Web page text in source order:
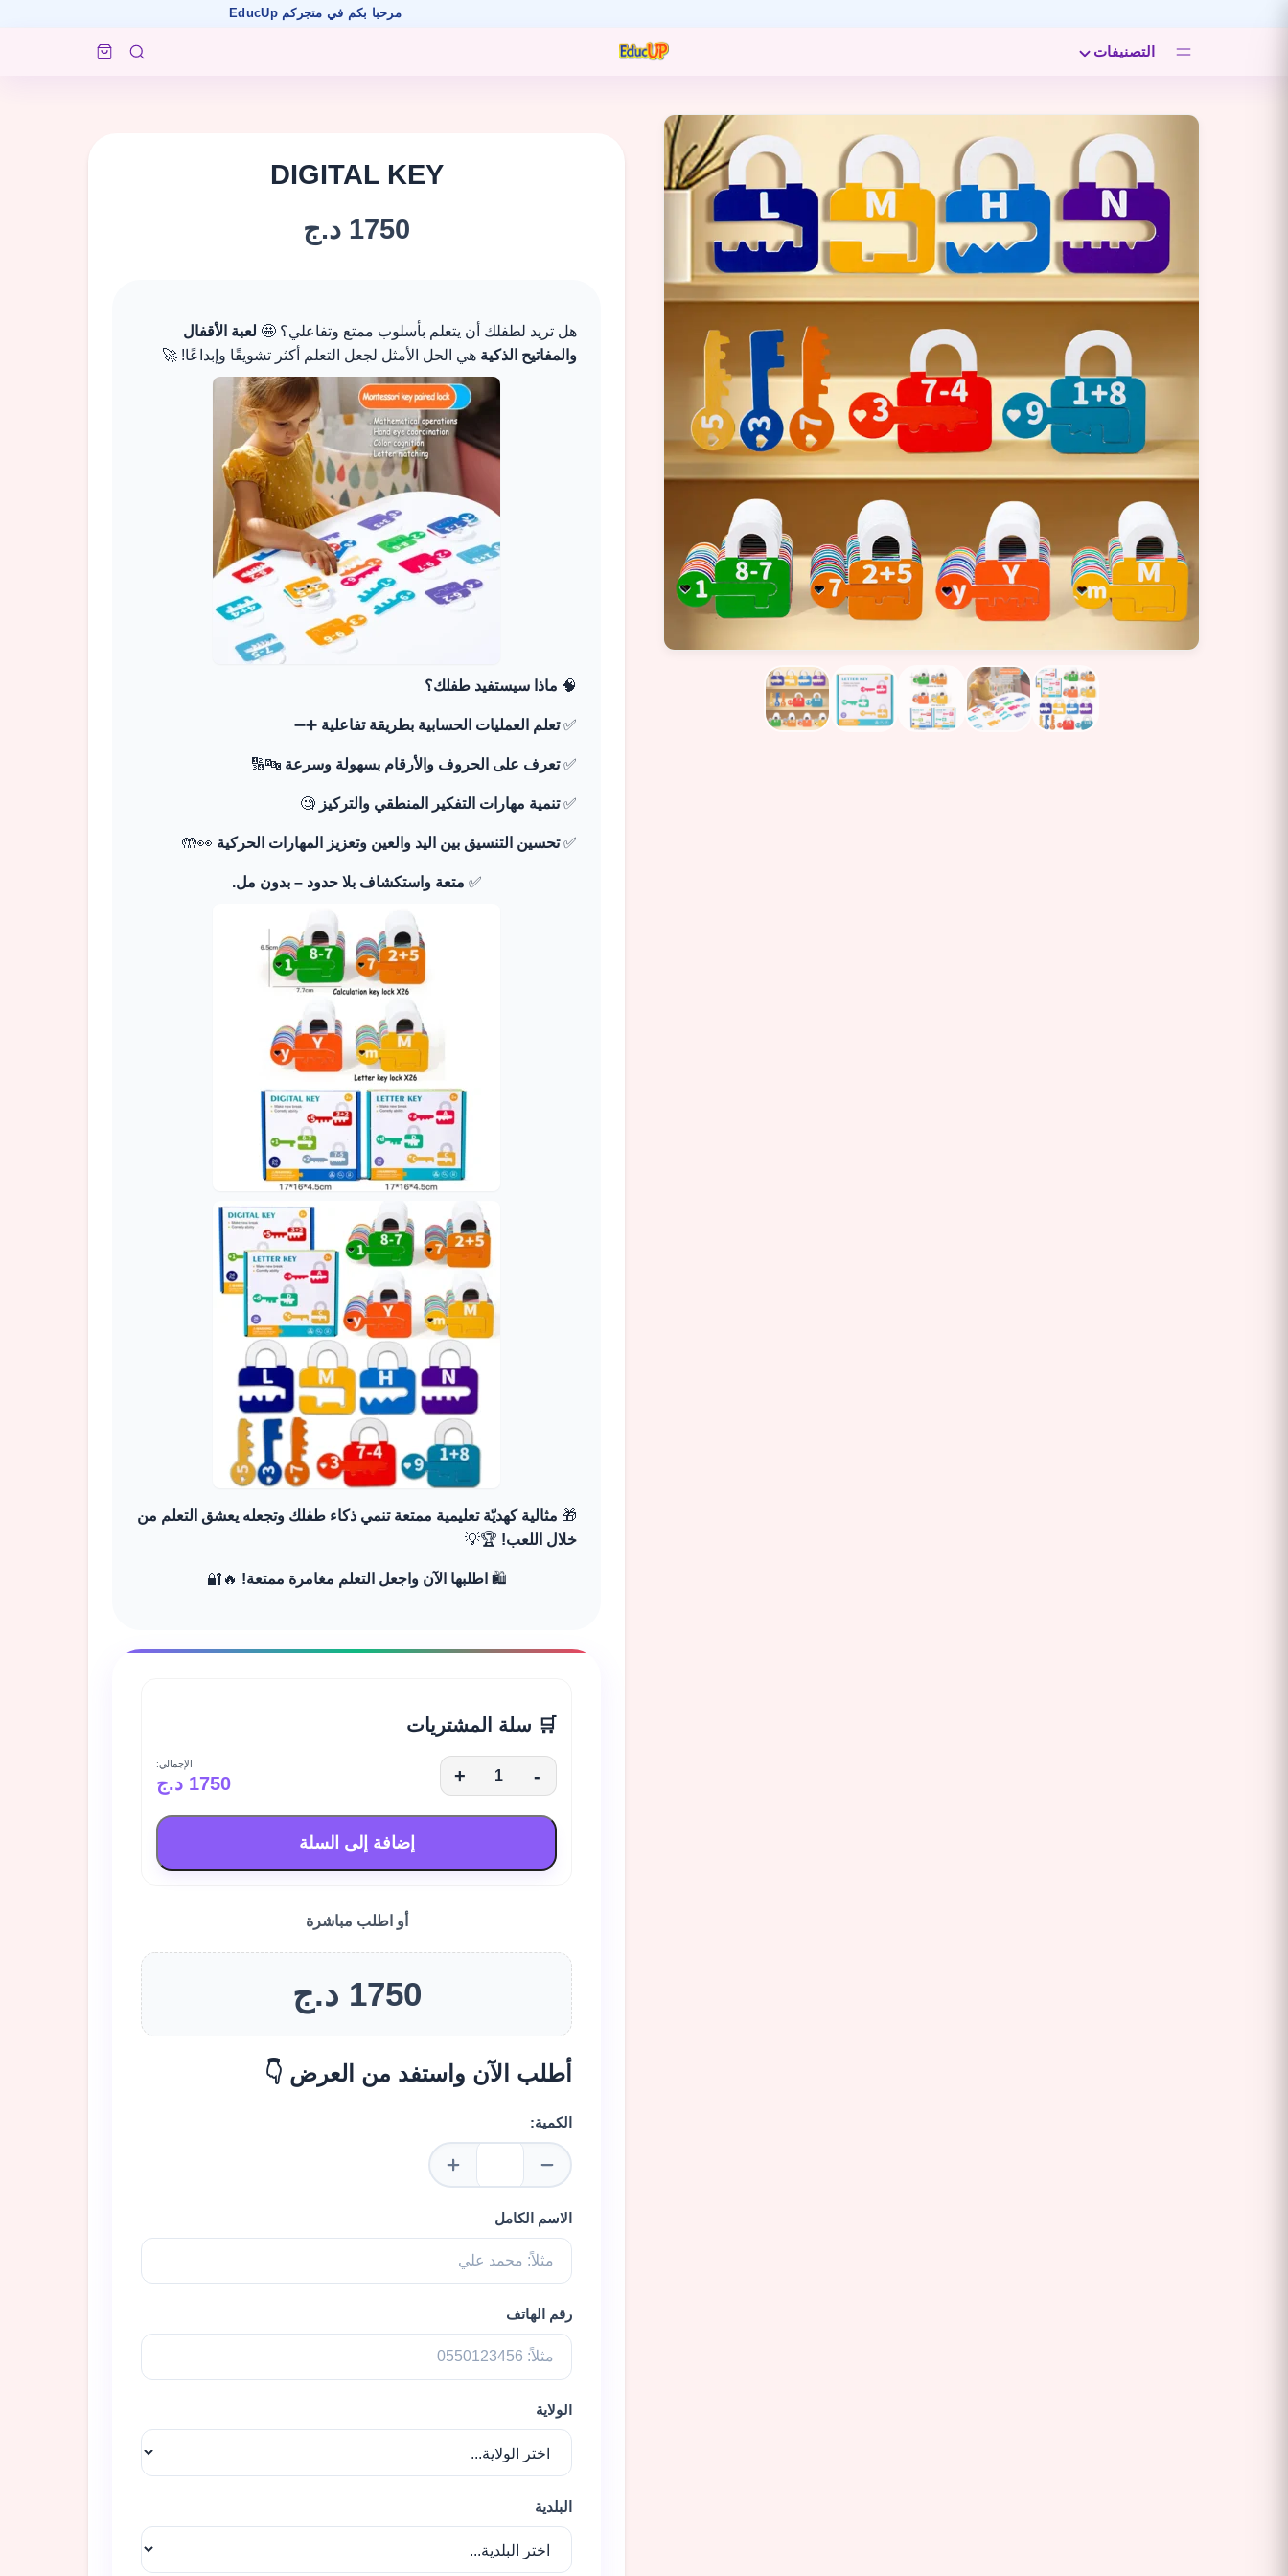
مرحبا بكم في متجركم EducUp
التصنيفات
DIGITAL KEY
1750 د.ج
هل تريد لطفلك أن يتعلم بأسلوب ممتع وتفاعلي؟ 🤩 لعبة الأقفال
والمفاتيح الذكية هي الحل الأمثل لجعل التعلم أكثر تشويقًا وإبداعًا! 🚀
🧠 ماذا سيستفيد طفلك؟
✅تعلم العمليات الحسابية بطريقة تفاعلية ➕➖
✅تعرف على الحروف والأرقام بسهولة وسرعة 🔤🔢
✅تنمية مهارات التفكير المنطقي والتركيز 🧐
✅تحسين التنسيق بين اليد والعين وتعزيز المهارات الحركية 👀🤲
✅ متعة واستكشاف بلا حدود – بدون مل.
🎁 مثالية كهديّة تعليمية ممتعة تنمي ذكاء طفلك وتجعله يعشق التعلم من
خلال اللعب! 🏆💡
🛍️ اطلبها الآن واجعل التعلم مغامرة ممتعة! 🔥🔐
🛒 سلة المشتريات
-
+
الإجمالي:
1750 د.ج
إضافة إلى السلة
أو اطلب مباشرة
1750 د.ج
أطلب الآن واستفد من العرض 👇
الكمية:
الاسم الكامل
رقم الهاتف
الولاية
البلدية